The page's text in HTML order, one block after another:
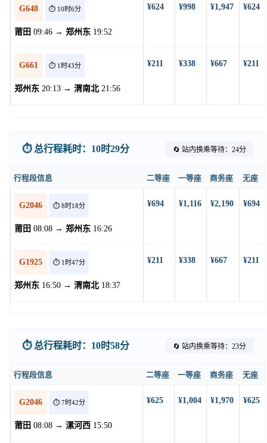
G648 ⏱️ 10时6分
莆田 09:46 → 郑州东 19:52
¥624 ¥998 ¥1,947 ¥624
G661 ⏱️ 1时43分
郑州东 20:13 → 渭南北21:56
¥211 ¥338 ¥667 ¥211
⏱️ 总行程耗时：10时29分 🔄 站内换乘等待：24分
行程段信息 二等座 一等座 商务座 无座
G2046 ⏱️ 8时18分
莆田 08:08 → 郑州东 16:26
¥694 ¥1,116 ¥2,190 ¥694
G1925 ⏱️ 1时47分
郑州东 16:50 → 渭南北18:37
¥211 ¥338 ¥667 ¥211
⏱️ 总行程耗时：10时58分 🔄 站内换乘等待：23分
行程段信息 二等座 一等座 商务座 无座
G2046 ⏱️ 7时42分
莆田 08:08 → 漯河西 15:50
¥625 ¥1,004 ¥1,970 ¥625